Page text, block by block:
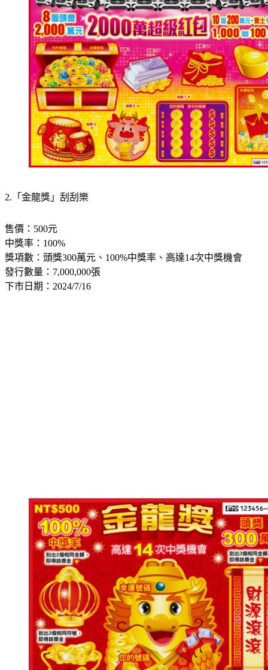
2.「金龍獎」刮刮樂
售價：500元
中獎率：100%
獎項數：頭獎300萬元、100%中獎率、高達14次中獎機會
發行數量：7,000,000張
下市日期：2024/7/16